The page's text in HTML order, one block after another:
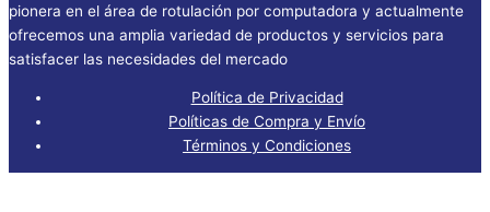
pionera en el área de rotulación por computadora y actualmente
ofrecemos una amplia variedad de productos y servicios para
satisfacer las necesidades del mercado
Política de Privacidad
Políticas de Compra y Envío
Términos y Condiciones